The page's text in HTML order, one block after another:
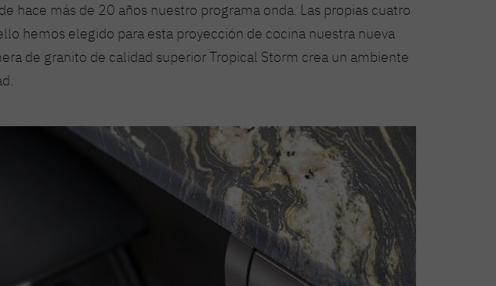
hace más de 20 años nuestro programa onda. Las propias cuatro
hemos elegido para esta proyección de cocina nuestra nueva
de granito de calidad superior Tropical Storm crea un ambiente